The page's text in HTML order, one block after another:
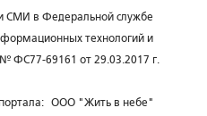
СМИ в Федеральной службе
технологий и
ФС77-69161 от 29.03.2017 г.
ООО "Жить в небе"